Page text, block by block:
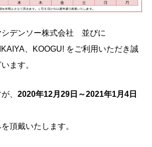
シデンソー株式会社 並びに
、KOOGU! をご利用いただき誠
ます。
、 2020年12月29日～2021年1月4日
頂戴いたします。